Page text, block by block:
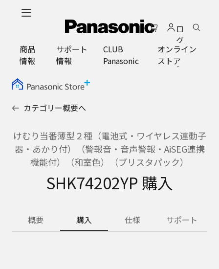
ロ
グ
イ
ン
商品
情報
サポート
情報
CLUB
Panasonic
オンライン
ストア
カテゴリー概要へ
けむり当番薄型２種（電池式・ワイヤレス連動子
器・あかり付）（警報音・音声警報・AiSEG連携
機能付）（和室色）（ブリスタパック）
SHK74202YP 購入
概要 購入 仕様 サポート